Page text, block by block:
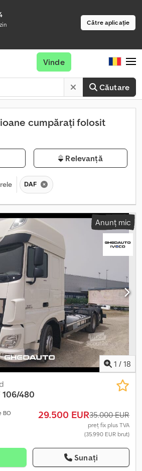
Către aplicație
Căutare
Vinde
cumpărați folosit
Relevanță
DAF
Anunț mic
1 / 18
BO
106/480
29.500 EUR35.000 EUR
preț fix plus TVA
(35.990 EUR brut)
Sunați